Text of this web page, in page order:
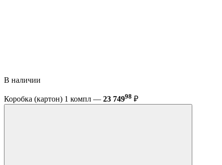
В наличии
Коробка (картон) 1 компл — 23 74998 ₽